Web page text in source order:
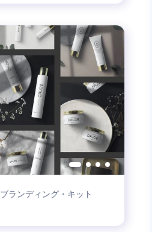
ランディング・キット